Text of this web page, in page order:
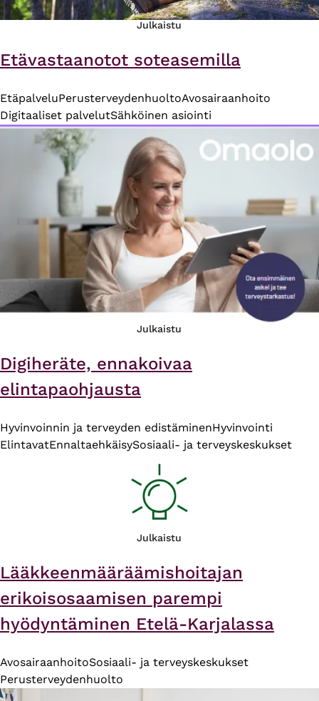
Julkaistu
Etävastaanotot soteasemilla
EtäpalveluPerusterveydenhuoltoAvosairaanhoito
Digitaaliset palvelutSähköinen asiointi
Julkaistu
Digiheräte, ennakoivaa
elintapaohjausta
Hyvinvoinnin ja terveyden edistäminenHyvinvointi
ElintavatEnnaltaehkäisySosiaali- ja terveyskeskukset
Julkaistu
Lääkkeenmääräämishoitajan
erikoisosaamisen parempi
hyödyntäminen Etelä-Karjalassa
AvosairaanhoitoSosiaali- ja terveyskeskukset
Perusterveydenhuolto